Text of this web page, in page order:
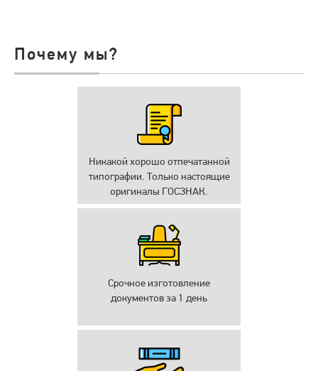
Почему мы?
Никакой хорошо отпечатанной
типографии. Только настоящие
оригиналы ГОСЗНАК.
Срочное изготовление
документов за 1 день